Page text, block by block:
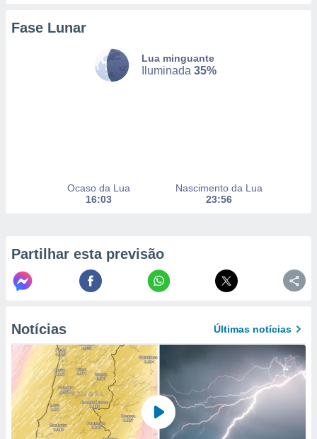
seus
com
se
ou opor-
qualquer
em “
na
Fase Lunar
Lua minguante
Iluminada 35%
Ocaso da Lua
16:03
Nascimento da Lua
23:56
Partilhar esta previsão
Notícias Últimas notícias